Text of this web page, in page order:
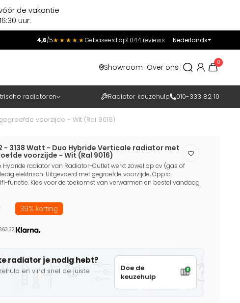
de vakantie
uur.
4,6/5★★★★★Gebaseerd op1.044 reviews Nederlands
Showroom Over ons
0
radiatoren Radiator keuzehulp 010-333 82 10
voorzijde - Wit (Ral 9016)
- 3138 Watt - Duo Hybride Verticale radiator met
voorzijde - Wit (Ral 9016)
Hybride radiator van Radiator-Outlet werkt zowel op cv (gas of
elektrisch. Uitgevoerd met gegroefde voorzijde, Oppio
functie. Kies voor de toekomst van verwarmen en bestel vandaag
39% korting
radiator je nodig hebt?
en vind snel de juiste
Doe de
keuzehulp